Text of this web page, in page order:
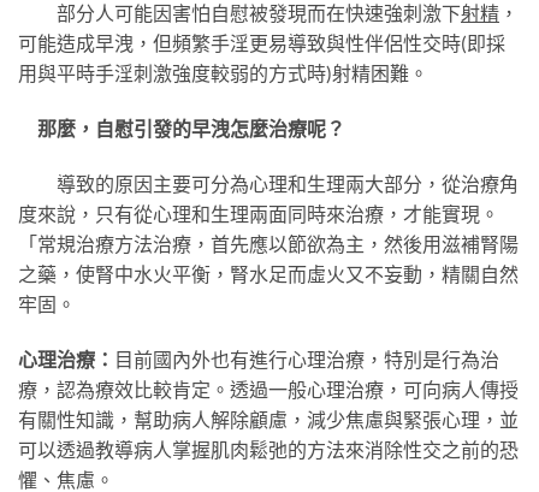
部分人可能因害怕自慰被發現而在快速強刺激下射精 ，
可能造成早洩，但頻繁手淫更易導致與性伴侶性交時(即採
用與平時手淫刺激強度較弱的方式時)射精困難。
那麼，自慰引發的早洩怎麼治療呢？
導致的原因主要可分為心理和生理兩大部分，從治療角
度來說，只有從心理和生理兩面同時來治療，才能實現。
「常規治療方法治療，首先應以節欲為主，然後用滋補腎陽
之藥，使腎中水火平衡，腎水足而虛火又不妄動，精關自然
牢固。
心理治療： 目前國內外也有進行心理治療，特別是行為治
療，認為療效比較肯定。透過一般心理治療，可向病人傳授
有關性知識，幫助病人解除顧慮，減少焦慮與緊張心理，並
可以透過​​教導病人掌握肌肉鬆弛的方法來消除性交之前的恐
懼、焦慮。